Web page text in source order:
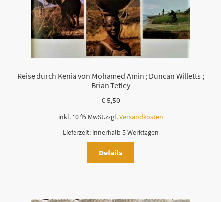
Reise durch Kenia von Mohamed Amin ; Duncan Willetts ;
Brian Tetley
€5,50
inkl. 10 % MwSt.zzgl.Versandkosten
Lieferzeit: innerhalb 5 Werktagen
Details